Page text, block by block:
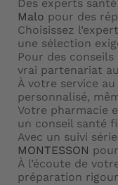
Des experts
Malo pour des
Choisissez
une sélection
Pour des
vrai partenariat
À votre service
personnalisé,
Votre pharmacie
un conseil santé
Avec un suivi
MONTESSON
À l’écoute de
préparation